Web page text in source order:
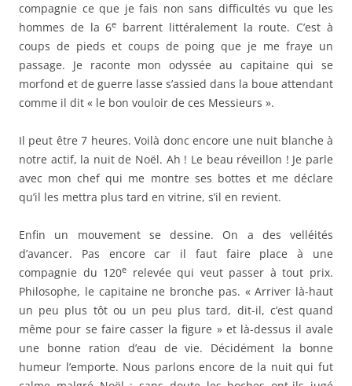
compagnie ce que je fais non sans difficultés vu que les
hommes de la 6e
barrent littéralement la route. C’est à
coups de pieds et coups de poing que je me fraye un
passage. Je raconte mon odyssée au capitaine qui se
morfond et de guerre lasse s’assied dans la boue attendant
comme il dit « le bon vouloir de ces Messieurs ».
Il peut être 7 heures. Voilà donc encore une nuit blanche à
notre actif, la nuit de Noël. Ah ! Le beau réveillon ! Je parle
avec mon chef qui me montre ses bottes et me déclare
qu’il les mettra plus tard en vitrine, s’il en revient.
Enfin un mouvement se dessine. On a des velléités
d’avancer. Pas encore car il faut faire place à une
compagnie du 120e
relevée qui veut passer à tout prix.
Philosophe, le capitaine ne bronche pas. « Arriver là-haut
un peu plus tôt ou un peu plus tard, dit-il, c’est quand
même pour se faire casser la figure » et là-dessus il avale
une bonne ration d’eau de vie. Décidément la bonne
humeur l’emporte. Nous parlons encore de la nuit qui fut